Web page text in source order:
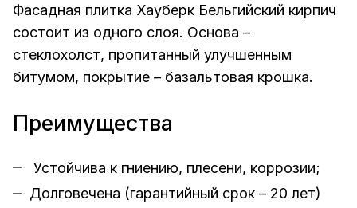
Фасадная плитка Хауберк Бельгийский кирпич
состоит из одного слоя. Основа –
стеклохолст, пропитанный улучшенным
битумом, покрытие – базальтовая крошка.
Преимущества
Устойчива к гниению, плесени, коррозии;
Долговечена (гарантийный срок – 20 лет)